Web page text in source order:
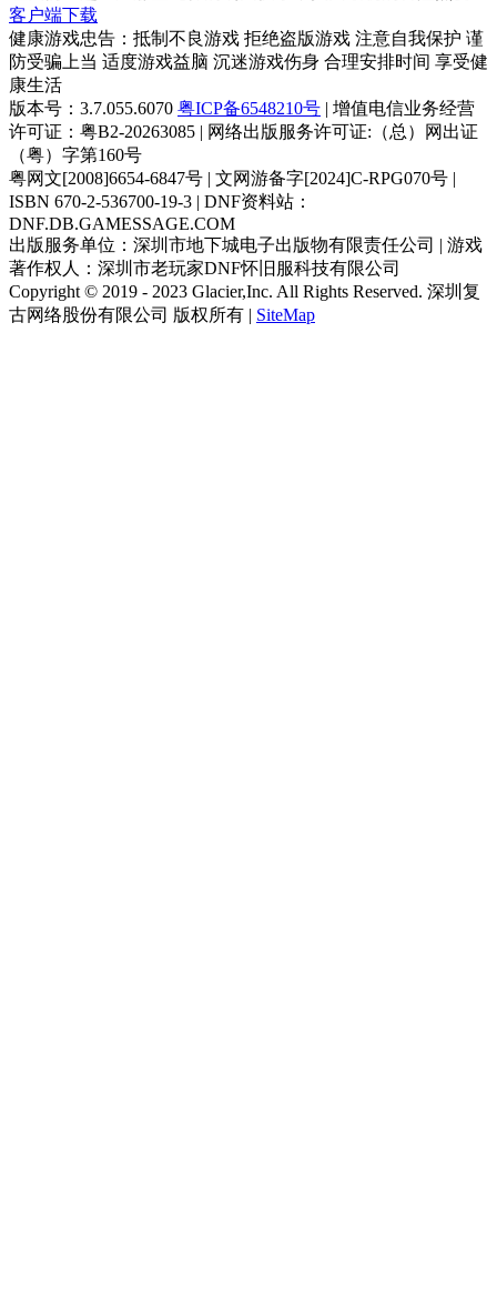
客户端下载
健康游戏忠告：抵制不良游戏 拒绝盗版游戏 注意自我保护 谨
防受骗上当 适度游戏益脑 沉迷游戏伤身 合理安排时间 享受健
康生活
版本号：3.7.055.6070 粤ICP备6548210号 | 增值电信业务经营
许可证：粤B2-20263085 | 网络出版服务许可证:（总）网出证
（粤）字第160号
粤网文[2008]6654-6847号 | 文网游备字[2024]C-RPG070号 |
ISBN 670-2-536700-19-3 | DNF资料站：
DNF.DB.GAMESSAGE.COM
出版服务单位：深圳市地下城电子出版物有限责任公司 | 游戏
著作权人：深圳市老玩家DNF怀旧服科技有限公司
Copyright © 2019 - 2023 Glacier,Inc. All Rights Reserved. 深圳复
古网络股份有限公司 版权所有 | SiteMap